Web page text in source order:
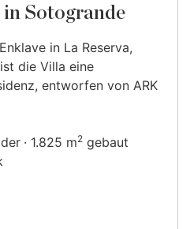
Sotogrande
in La Reserva,
die Villa eine
entworfen von ARK
1.825 m2 gebaut